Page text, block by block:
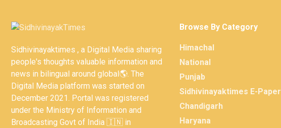
Sidhivinayaktimes , a Digital Media sharing
people's thoughts valuable information and
news in bilingual around global🌎. The
Digital Media platform was started on
December 2021. Portal was registered
under the Ministry of Information and
Broadcasting Govt of India 🇮🇳 in
Browse By Category
Himachal
National
Punjab
Sidhivinayaktimes E-Paper
Chandigarh
Haryana